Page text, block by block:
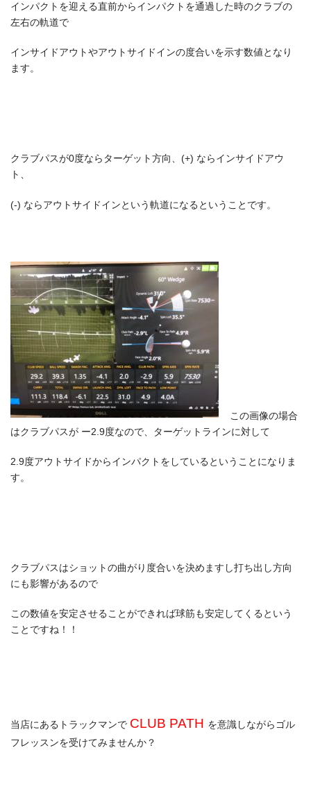
インパクトを迎える直前からインパクトを通過した時のクラブの
左右の軌道で
インサイドアウトやアウトサイドインの度合いを示す数値となり
ます。
クラブパスが0度ならターゲット方向、(+) ならインサイドアウ
ト、
(-) ならアウトサイドインという軌道になるということです。
この画像の場合
はクラブパスが ー2.9度なので、ターゲットラインに対して
2.9度アウトサイドからインパクトをしているということになりま
す。
クラブパスはショットの曲がり度合いを決めますし打ち出し方向
にも影響があるので
この数値を安定させることができれば球筋も安定してくるという
ことですね！！
当店にあるトラックマンで CLUB PATH を意識しながらゴル
フレッスンを受けてみませんか？